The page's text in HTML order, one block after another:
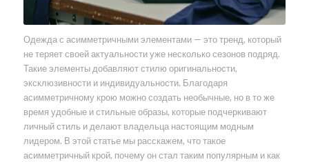
Одежда с асимметричными элементами — это тренд, который
не теряет своей актуальности уже несколько сезонов подряд.
Такие элементы добавляют стилю оригинальности,
эксклюзивности и индивидуальности. Благодаря
асимметричному крою можно создать необычные, но в то же
время удобные и стильные образы, которые подчеркивают
личный стиль и делают владельца настоящим модным
лидером. В этой статье мы расскажем, что такое
асимметричный крой, почему он стал таким популярным и как